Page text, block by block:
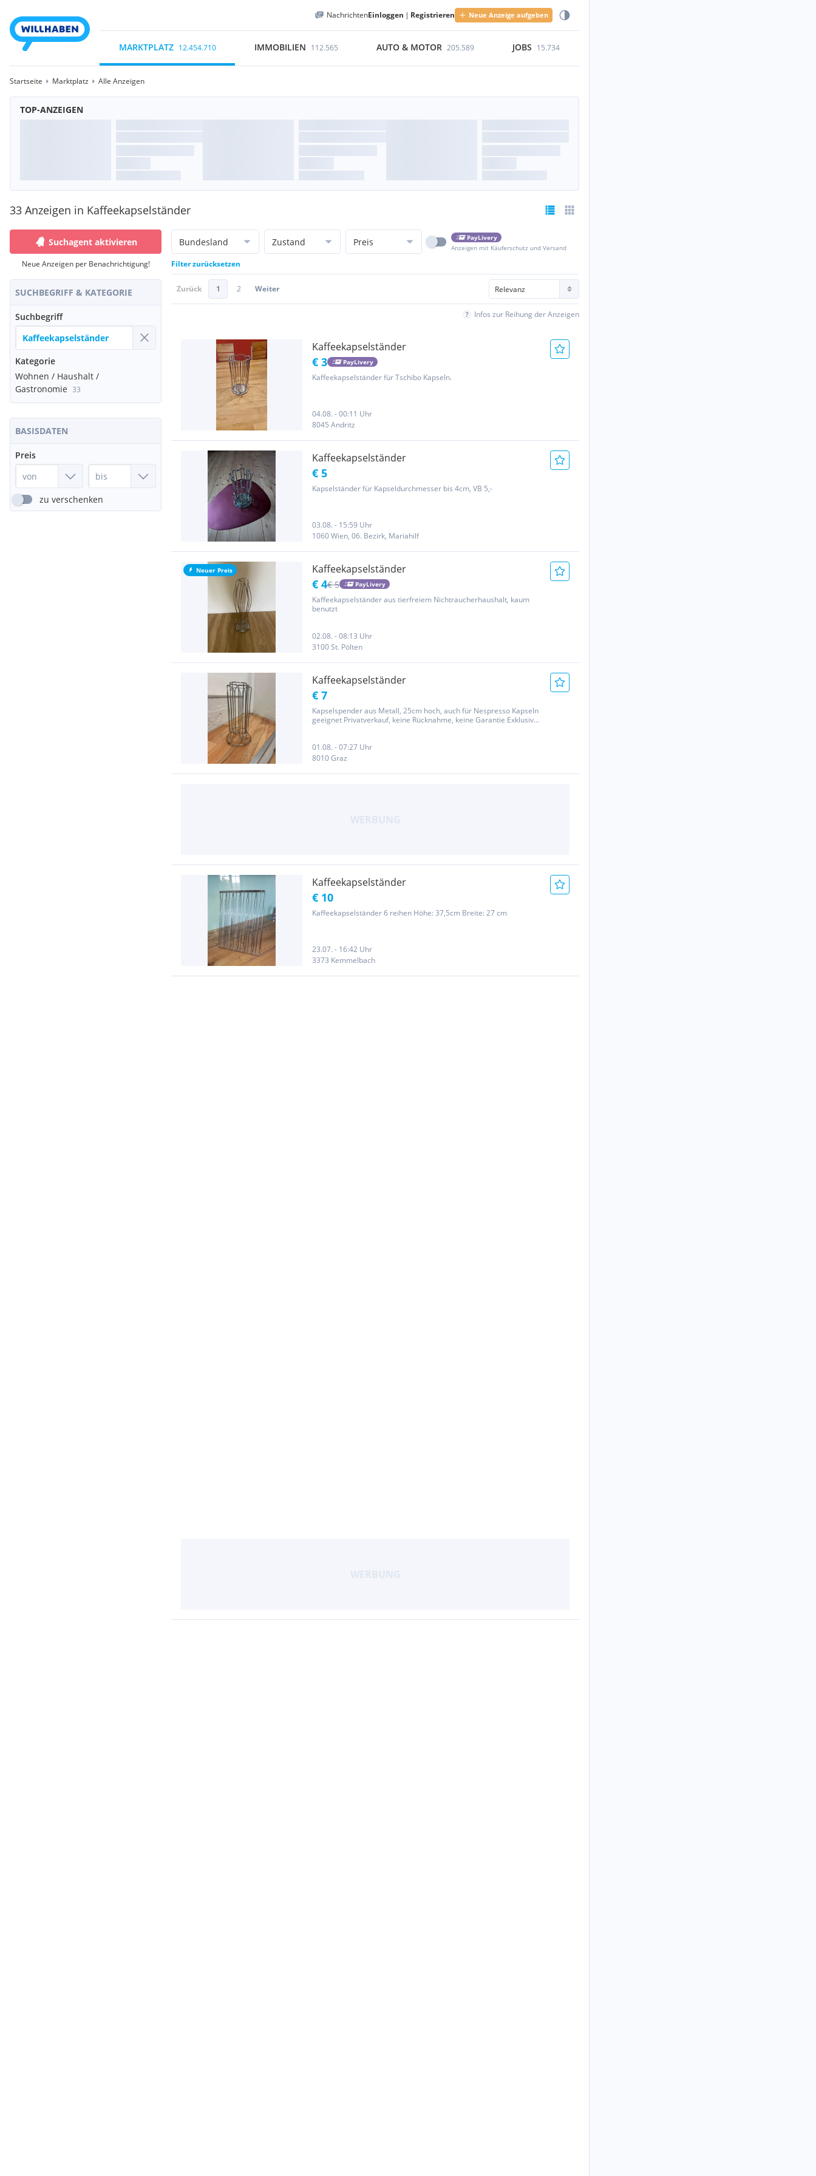
NachrichtenEinloggen | Registrieren Neue Anzeige aufgeben
MARKTPLATZ 12.454.710 IMMOBILIEN 112.565 AUTO & MOTOR 205.589 JOBS 15.734
Startseite Marktplatz Alle Anzeigen
TOP-ANZEIGEN
33 Anzeigen in Kaffeekapselständer
Suchagent aktivieren
Neue Anzeigen per Benachrichtigung!
SUCHBEGRIFF & KATEGORIE
Suchbegriff
Kategorie
Wohnen / Haushalt /
Gastronomie 33
BASISDATEN
Preis
zu verschenken
Bundesland Zustand Preis
PayLivery
Anzeigen mit Käuferschutz und Versand
Filter zurücksetzen
Zurück 1 2 Weiter
Infos zur Reihung der Anzeigen
Kaffeekapselständer
€ 3 PayLivery
Kaffeekapselständer für Tschibo Kapseln.
04.08. - 00:11 Uhr
8045 Andritz
Kaffeekapselständer
€ 5
Kapselständer für Kapseldurchmesser bis 4cm, VB 5,-
03.08. - 15:59 Uhr
1060 Wien, 06. Bezirk, Mariahilf
Neuer Preis Kaffeekapselständer
€ 4€ 5 PayLivery
Kaffeekapselständer aus tierfreiem Nichtraucherhaushalt, kaum
benutzt
02.08. - 08:13 Uhr
3100 St. Pölten
Kaffeekapselständer
€ 7
Kapselspender aus Metall, 25cm hoch, auch für Nespresso Kapseln
geeignet Privatverkauf, keine Rücknahme, keine Garantie Exklusive
01.08. - 07:27 Uhr
8010 Graz
Kaffeekapselständer
€ 10
Kaffeekapselständer 6 reihen Höhe: 37,5cm Breite: 27 cm
23.07. - 16:42 Uhr
3373 Kemmelbach